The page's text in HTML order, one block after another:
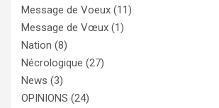
Message de Voeux (11)
Message de Vœux (1)
Nation (8)
Nécrologique (27)
News (3)
OPINIONS (24)